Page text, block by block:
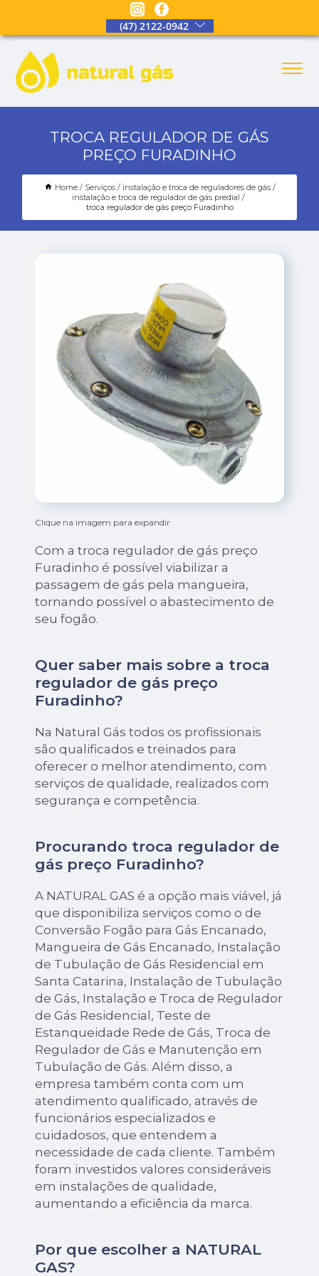
(47) 2122-0942
TROCA REGULADOR DE GÁS
PREÇO FURADINHO
Home Serviços
instalação e troca de reguladores de gás
instalação e troca de regulador de gás predial
troca regulador de gás preço Furadinho
Clique na imagem para expandir
Com a troca regulador de gás preço
Furadinho é possível viabilizar a
passagem de gás pela mangueira,
tornando possível o abastecimento de
seu fogão.
Quer saber mais sobre a troca
regulador de gás preço
Furadinho?
Na Natural Gás todos os profissionais
são qualificados e treinados para
oferecer o melhor atendimento, com
serviços de qualidade, realizados com
segurança e competência.
Procurando troca regulador de
gás preço Furadinho?
A NATURAL GAS é a opção mais viável, já
que disponibiliza serviços como o de
Conversão Fogão para Gás Encanado,
Mangueira de Gás Encanado, Instalação
de Tubulação de Gás Residencial em
Santa Catarina, Instalação de Tubulação
de Gás, Instalação e Troca de Regulador
de Gás Residencial, Teste de
Estanqueidade Rede de Gás, Troca de
Regulador de Gás e Manutenção em
Tubulação de Gás. Além disso, a
empresa também conta com um
atendimento qualificado, através de
funcionários especializados e
cuidadosos, que entendem a
necessidade de cada cliente. Também
foram investidos valores consideráveis
em instalações de qualidade,
aumentando a eficiência da marca.
Por que escolher a NATURAL
GAS?